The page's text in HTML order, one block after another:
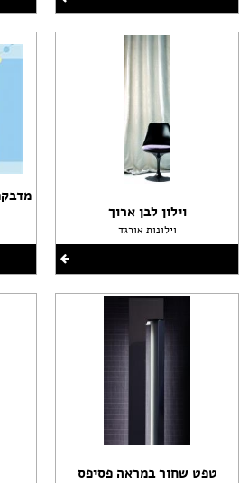
וילון לבן ארוך
וילונות אורגד
טפט שחור במראה פסיפס